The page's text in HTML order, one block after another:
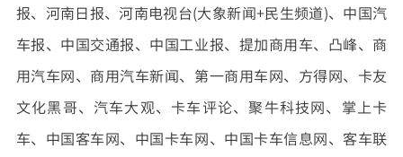
报、河南日报、河南电视台(大象新闻+民生频道)、中国汽
车报、中国交通报、中国工业报、提加商用车、凸峰、商
用汽车网、商用汽车新闻、第一商用车网、方得网、卡友
文化黑哥、汽车大观、卡车评论、聚牛科技网、掌上卡
车、中国客车网、中国卡车网、中国卡车信息网、客车联